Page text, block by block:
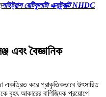
সাইট্রাস রেটিকুলাটা এক্সট্র্যাক্ট NHDC
এবং বৈজ্ঞানিক
একত্রিত করে প্রাকৃতিকভাবে উৎসারিত
বৃহৎ আকারের বাণিজ্যিক প্রয়োগে